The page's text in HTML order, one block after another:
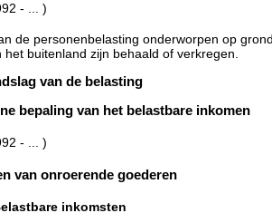
- ... )
de personenbelasting onderworpen op
het buitenland zijn behaald of verkregen.
van de belasting
bepaling van het belastbare inkomen
- ... )
van onroerende goederen
inkomsten